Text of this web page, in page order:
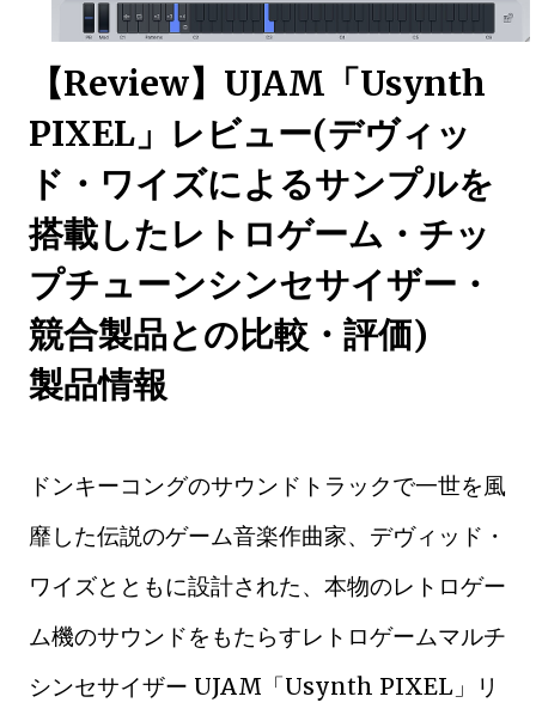
【Review】UJAM「Usynth
PIXEL」レビュー(デヴィッ
ド・ワイズによるサンプルを
搭載したレトロゲーム・チッ
プチューンシンセサイザー・
競合製品との比較・評価)
製品情報
ドンキーコングのサウンドトラックで一世を風
靡した伝説のゲーム音楽作曲家、デヴィッド・
ワイズとともに設計された、本物のレトロゲー
ム機のサウンドをもたらすレトロゲームマルチ
シンセサイザー UJAM「Usynth PIXEL」リ